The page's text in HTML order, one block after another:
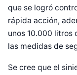
que se logró
rápida acción,
unos 10.000 litros
las medidas de
Se cree que el